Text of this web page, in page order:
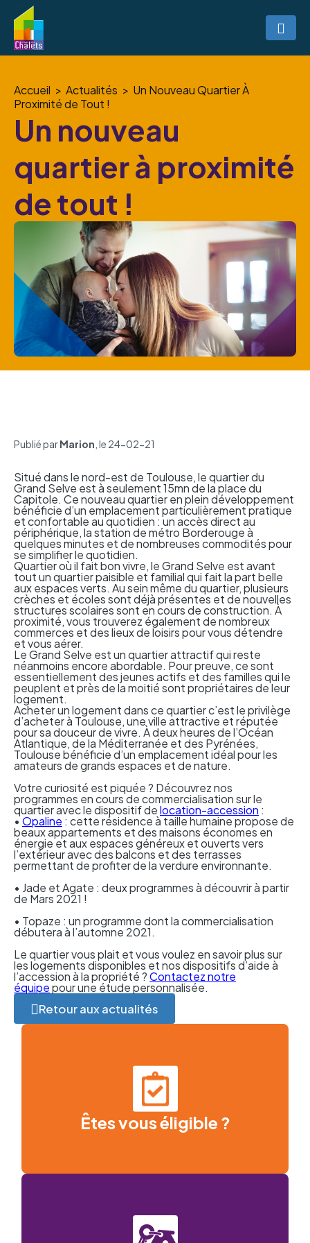
Accueil Actualités
Un Nouveau Quartier À
Proximité de Tout !
Un nouveau
quartier à proximité
de tout !
Publié parMarion , le 24-02-21
Situé dans le nord-est de Toulouse, le quartier du
Grand Selve est à seulement 15mn de la place du
Capitole. Ce nouveau quartier en plein développement
bénéficie d’un emplacement particulièrement pratique
et confortable au quotidien : un accès direct au
périphérique, la station de métro Borderouge à
quelques minutes et de nombreuses commodités pour
se simplifier le quotidien.
Quartier où il fait bon vivre, le Grand Selve est avant
tout un quartier paisible et familial qui fait la part belle
aux espaces verts. Au sein même du quartier, plusieurs
crèches et écoles sont déjà présentes et de nouvelles
structures scolaires sont en cours de construction. À
proximité, vous trouverez également de nombreux
commerces et des lieux de loisirs pour vous détendre
et vous aérer.
Le Grand Selve est un quartier attractif qui reste
néanmoins encore abordable. Pour preuve, ce sont
essentiellement des jeunes actifs et des familles qui le
peuplent et près de la moitié sont propriétaires de leur
logement.
Acheter un logement dans ce quartier c’est le privilège
d’acheter à Toulouse, une ville attractive et réputée
pour sa douceur de vivre. Àdeux heures de l’Océan
Atlantique, de la Méditerranée et des Pyrénées,
Toulouse bénéficie d’un emplacement idéal pour les
amateurs de grands espaces et de nature.
Votre curiosité est piquée ? Découvrez nos
programmes en cours de commercialisation sur le
quartier avec le dispositif delocation-accession :
•Opaline : cette résidence à taille humaine propose de
beaux appartements et des maisons économes en
énergie et aux espaces généreux et ouverts vers
l’extérieur avec des balcons et des terrasses
permettant de profiter de la verdure environnante.
• Jade etAgate : deux programmes à découvrir à partir
de Mars 2021 !
• Topaze : un programme dont la commercialisation
débutera à l’automne 2021.
Le quartier vous plait et vous voulez en savoir plus sur
les logements disponibles et nos dispositifs d’aide à
l’accession à la propriété ?Contactez notre
équipepour une étude personnalisée.
Retour aux actualités
Êtes vous éligible ?